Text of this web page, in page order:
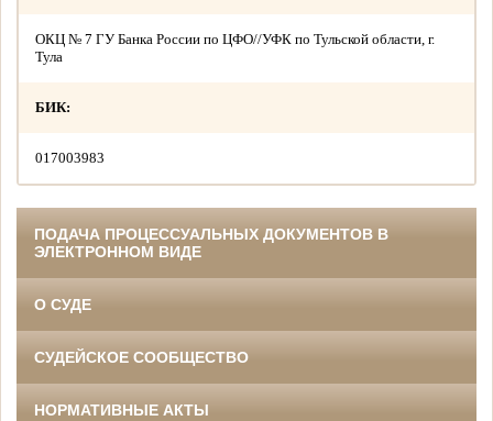
ОКЦ № 7 ГУ Банка России по ЦФО//УФК по Тульской области, г.
Тула
БИК:
017003983
ПОДАЧА ПРОЦЕССУАЛЬНЫХ ДОКУМЕНТОВ В
ЭЛЕКТРОННОМ ВИДЕ
О СУДЕ
СУДЕЙСКОЕ СООБЩЕСТВО
НОРМАТИВНЫЕ АКТЫ